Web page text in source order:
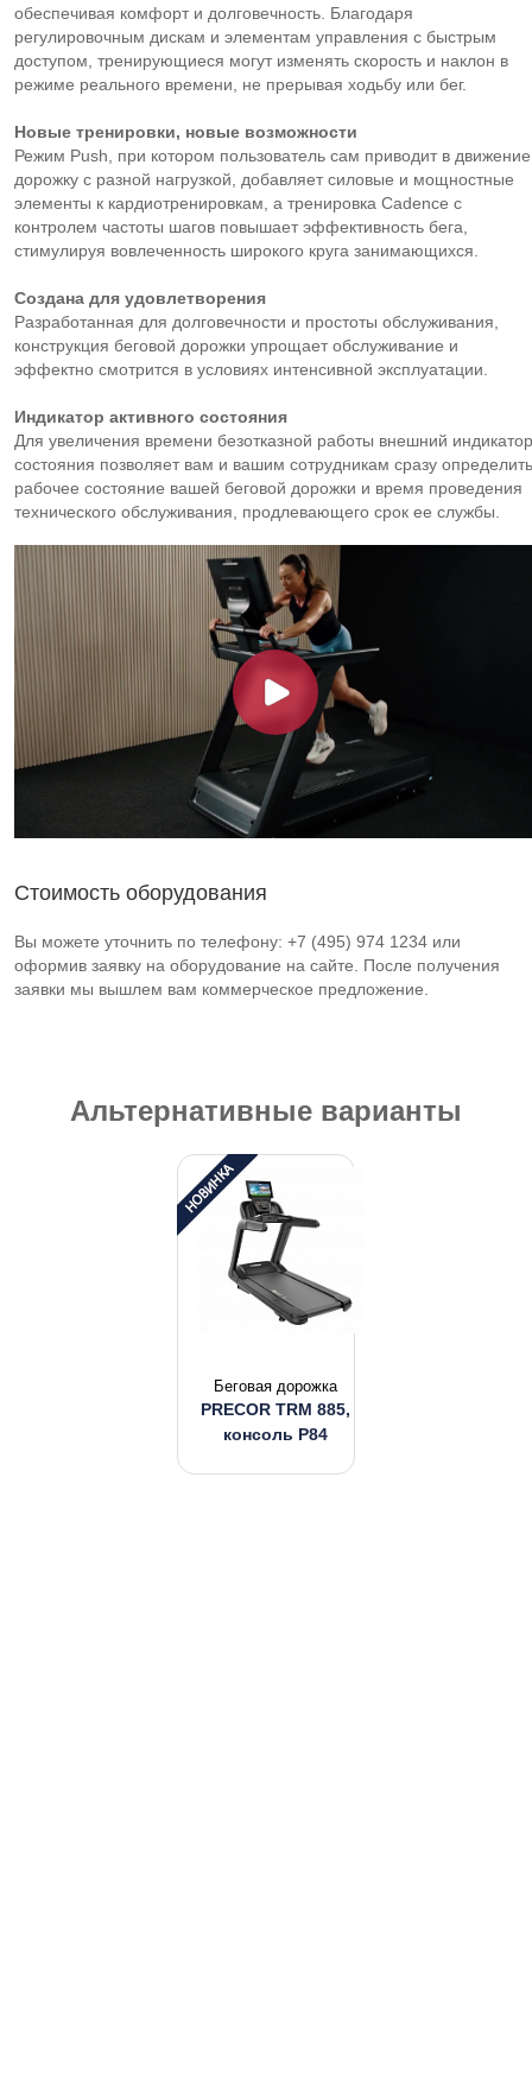
обеспечивая комфорт и долговечность. Благодаря
регулировочным дискам и элементам управления с быстрым
доступом, тренирующиеся могут изменять скорость и наклон в
режиме реального времени, не прерывая ходьбу или бег.
Новые тренировки, новые возможности
Режим Push, при котором пользователь сам приводит в движение
дорожку с разной нагрузкой, добавляет силовые и мощностные
элементы к кардиотренировкам, а тренировка Cadence с
контролем частоты шагов повышает эффективность бега,
стимулируя вовлеченность широкого круга занимающихся.
Создана для удовлетворения
Разработанная для долговечности и простоты обслуживания,
конструкция беговой дорожки упрощает обслуживание и
эффектно смотрится в условиях интенсивной эксплуатации.
Индикатор активного состояния
Для увеличения времени безотказной работы внешний индикатор
состояния позволяет вам и вашим сотрудникам сразу определить
рабочее состояние вашей беговой дорожки и время проведения
технического обслуживания, продлевающего срок ее службы.
Стоимость оборудования
Вы можете уточнить по телефону: +7 (495) 974 1234 или
оформив заявку на оборудование на сайте. После получения
заявки мы вышлем вам коммерческое предложение.
Альтернативные варианты
Беговая дорожка
PRECOR TRM 885,
консоль P84